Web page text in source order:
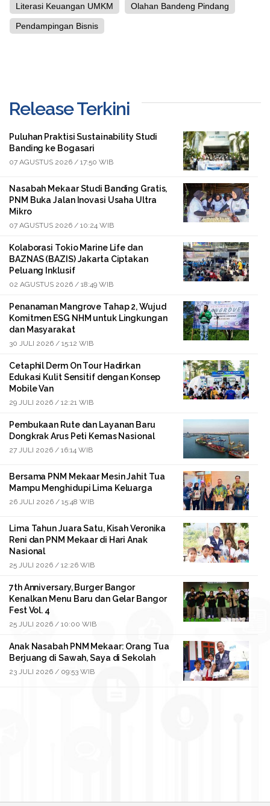
Literasi Keuangan UMKM Olahan Bandeng Pindang
Pendampingan Bisnis
Release Terkini
Puluhan Praktisi Sustainability Studi
Banding ke Bogasari
07 AGUSTUS 2026 / 17:50 WIB
Nasabah Mekaar Studi Banding Gratis,
PNM Buka Jalan Inovasi Usaha Ultra
Mikro
07 AGUSTUS 2026 / 10:24 WIB
Kolaborasi Tokio Marine Life dan
BAZNAS (BAZIS) Jakarta Ciptakan
Peluang Inklusif
02 AGUSTUS 2026 / 18:49 WIB
Penanaman Mangrove Tahap 2, Wujud
Komitmen ESG NHM untuk Lingkungan
dan Masyarakat
30 JULI 2026 / 15:12 WIB
Cetaphil Derm On Tour Hadirkan
Edukasi Kulit Sensitif dengan Konsep
Mobile Van
29 JULI 2026 / 12:21 WIB
Pembukaan Rute dan Layanan Baru
Dongkrak Arus Peti Kemas Nasional
27 JULI 2026 / 16:14 WIB
Bersama PNM Mekaar Mesin Jahit Tua
Mampu Menghidupi Lima Keluarga
26 JULI 2026 / 15:48 WIB
Lima Tahun Juara Satu, Kisah Veronika
Reni dan PNM Mekaar di Hari Anak
Nasional
25 JULI 2026 / 12:26 WIB
7th Anniversary, Burger Bangor
Kenalkan Menu Baru dan Gelar Bangor
Fest Vol. 4
25 JULI 2026 / 10:00 WIB
Anak Nasabah PNM Mekaar: Orang Tua
Berjuang di Sawah, Saya di Sekolah
23 JULI 2026 / 09:53 WIB